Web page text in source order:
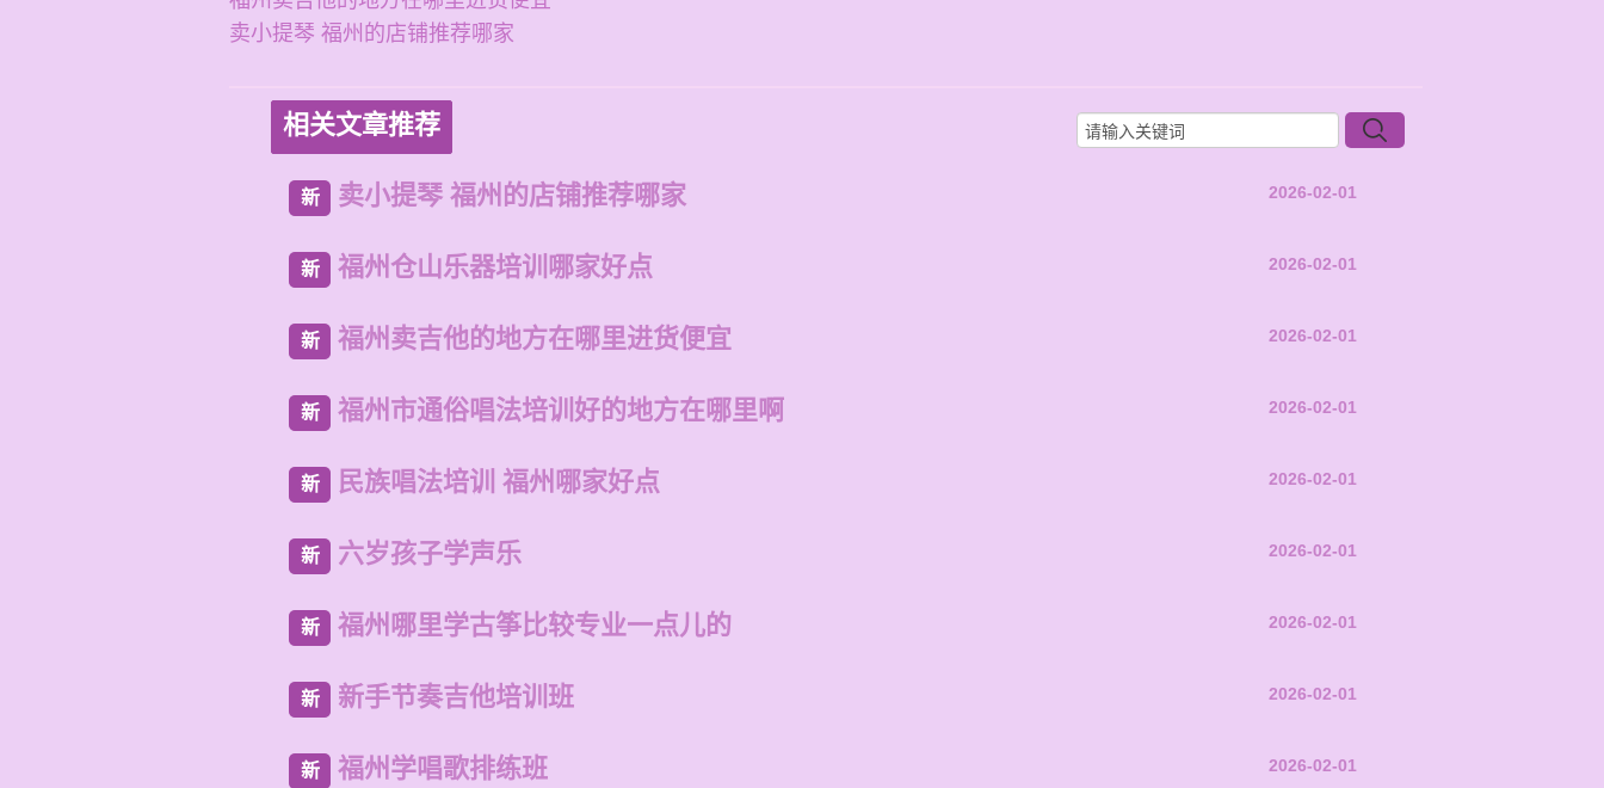
卖小提琴 福州的店铺推荐哪家
相关文章推荐
新 卖小提琴 福州的店铺推荐哪家 2026-02-01
新 福州仓山乐器培训哪家好点 2026-02-01
新 福州卖吉他的地方在哪里进货便宜 2026-02-01
新 福州市通俗唱法培训好的地方在哪里啊 2026-02-01
新 民族唱法培训 福州哪家好点 2026-02-01
新 六岁孩子学声乐 2026-02-01
新 福州哪里学古筝比较专业一点儿的 2026-02-01
新 新手节奏吉他培训班 2026-02-01
新 福州学唱歌排练班 2026-02-01